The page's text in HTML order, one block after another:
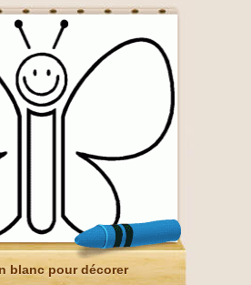
blanc pour décorer